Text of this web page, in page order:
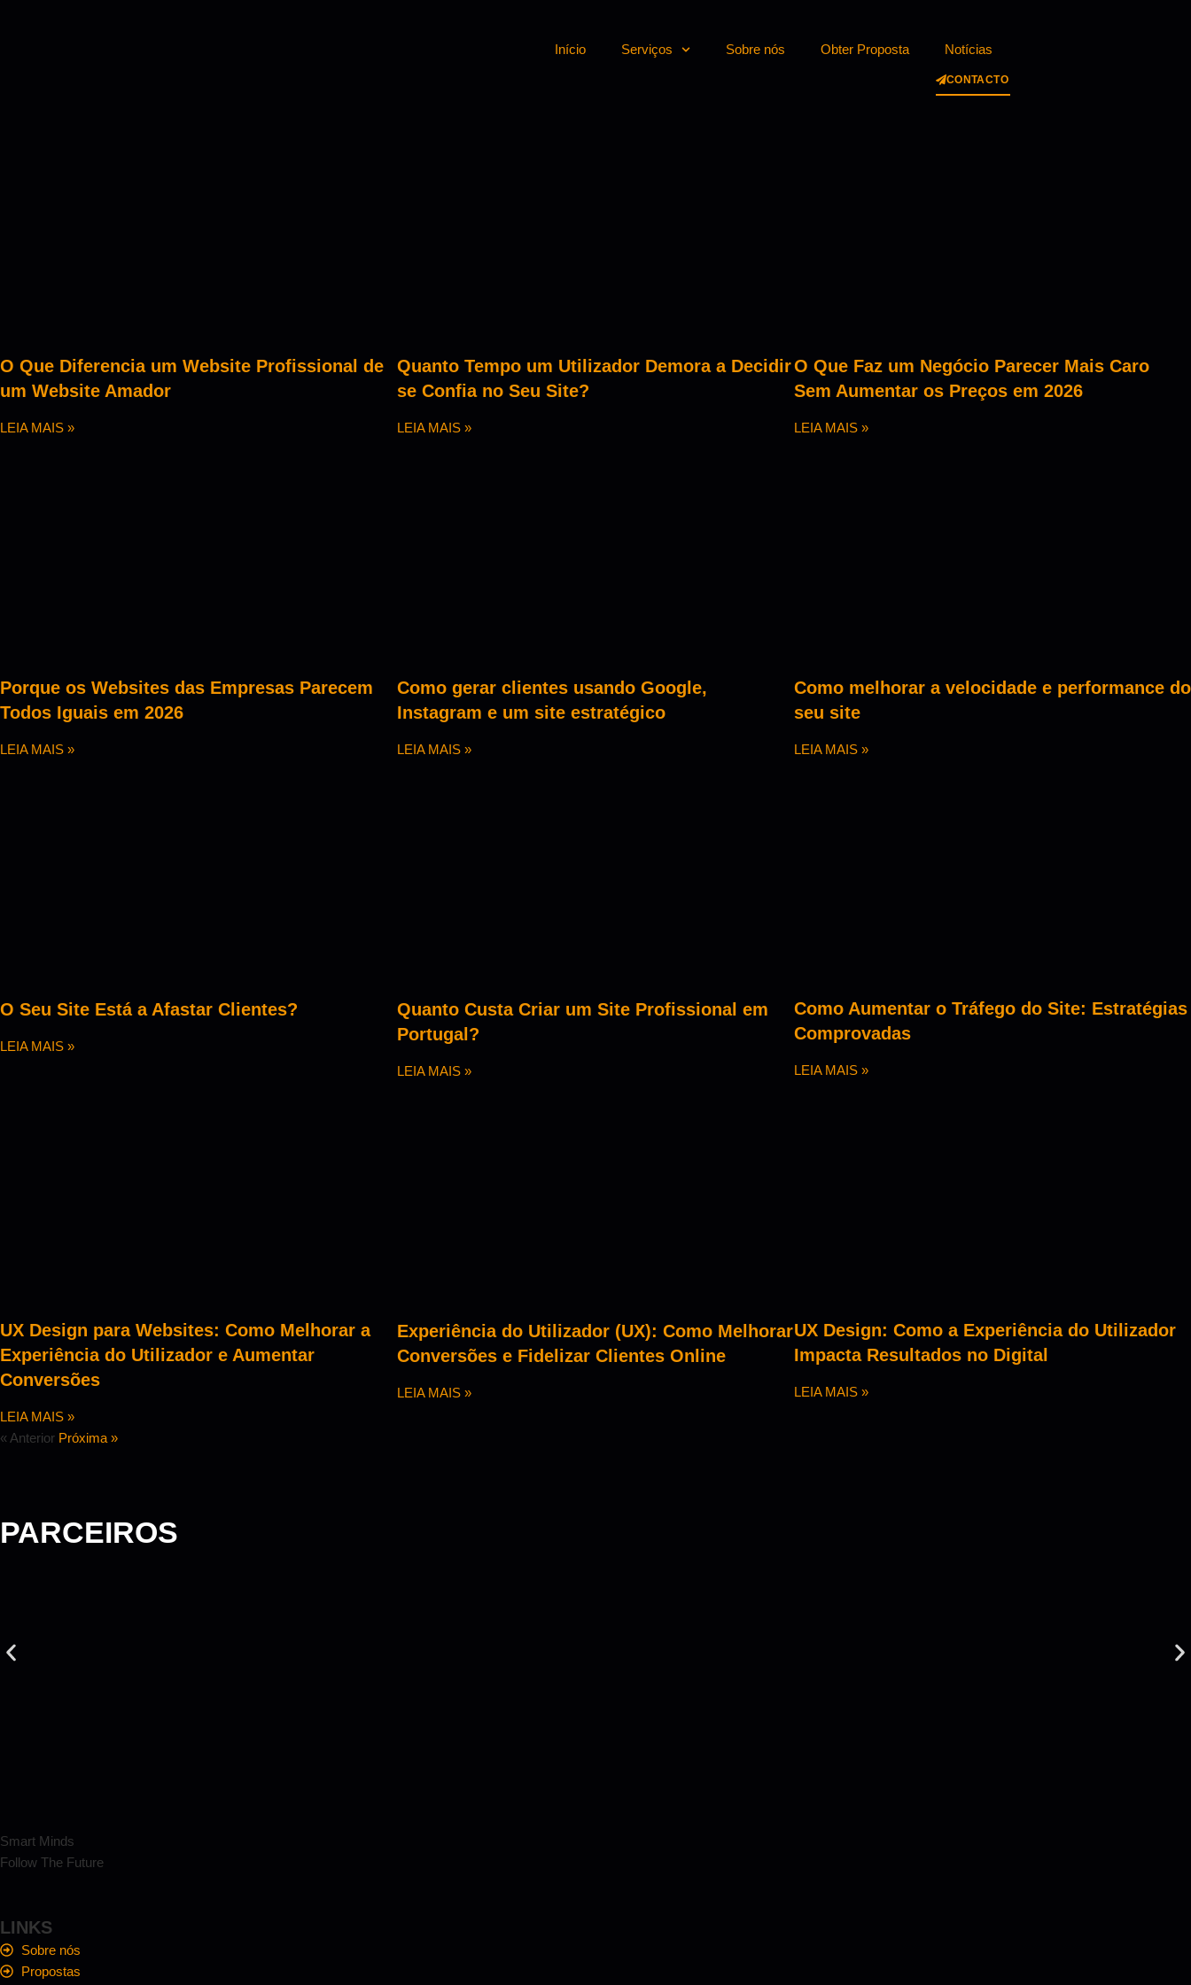
Início Serviços Sobre nós Obter Proposta Notícias
CONTACTO
O Que Diferencia um Website Profissional de
um Website Amador
LEIA MAIS »
Quanto Tempo um Utilizador Demora a Decidir
se Confia no Seu Site?
LEIA MAIS »
O Que Faz um Negócio Parecer Mais Caro
Sem Aumentar os Preços em 2026
LEIA MAIS »
Porque os Websites das Empresas Parecem
Todos Iguais em 2026
LEIA MAIS »
Como gerar clientes usando Google,
Instagram e um site estratégico
LEIA MAIS »
Como melhorar a velocidade e performance do
seu site
LEIA MAIS »
O Seu Site Está a Afastar Clientes?
LEIA MAIS »
Quanto Custa Criar um Site Profissional em
Portugal?
LEIA MAIS »
Como Aumentar o Tráfego do Site: Estratégias
Comprovadas
LEIA MAIS »
UX Design para Websites: Como Melhorar a
Experiência do Utilizador e Aumentar
Conversões
LEIA MAIS »
Experiência do Utilizador (UX): Como Melhorar
Conversões e Fidelizar Clientes Online
LEIA MAIS »
UX Design: Como a Experiência do Utilizador
Impacta Resultados no Digital
LEIA MAIS »
« Anterior Próxima »
PARCEIROS
Smart Minds
Follow The Future
LINKS
Sobre nós
Propostas